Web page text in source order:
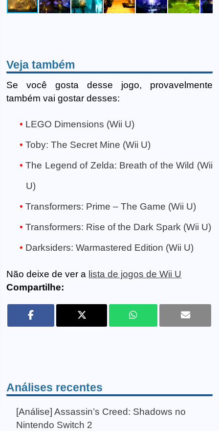
Veja também
Se você gosta desse jogo, provavelmente
também vai gostar desses:
LEGO Dimensions (Wii U)
Toby: The Secret Mine (Wii U)
The Legend of Zelda: Breath of the Wild (Wii
U)
Transformers: Prime – The Game (Wii U)
Transformers: Rise of the Dark Spark (Wii U)
Darksiders: Warmastered Edition (Wii U)
Não deixe de ver a lista de jogos de Wii U
Compartilhe:
Análises recentes
[Análise] Assassin’s Creed: Shadows no
Nintendo Switch 2